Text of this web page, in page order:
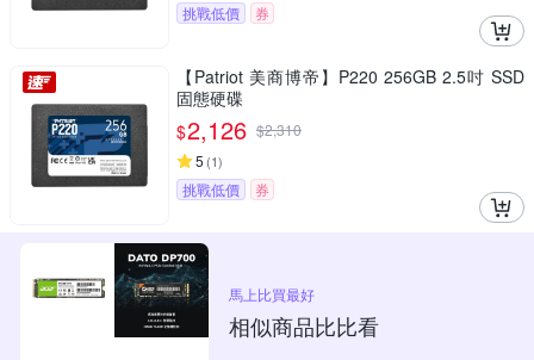
挑戰低價 券
【Patriot 美商博帝】P220 256GB 2.5吋 SSD
固態硬碟
$2,126 $2,310
5 (1)
挑戰低價 券
馬上比買最好
相似商品比比看